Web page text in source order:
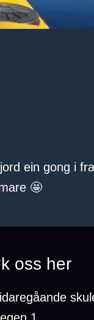
ein gong i
🤩
oss her